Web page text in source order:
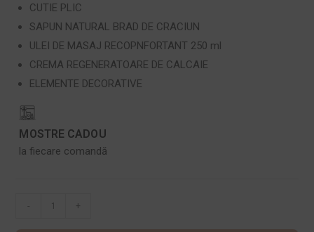
CUTIE PLIC
SAPUN NATURAL BRAD DE CRACIUN
ULEI DE MASAJ RECOPNFORTANT 250 ml
CREMA REGENERATOARE DE CALCAIE
ELEMENTE DECORATIVE
MOSTRE CADOU
la fiecare comandă
- +